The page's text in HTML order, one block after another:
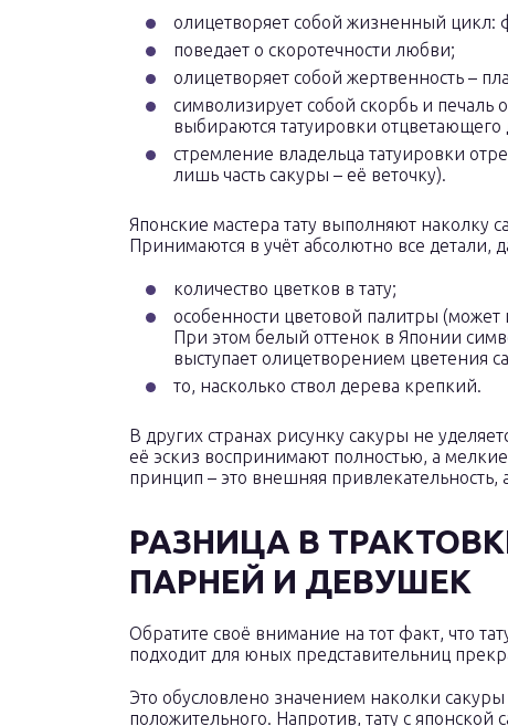
олицетворяет собой жизненный цикл:
поведает о скоротечности любви;
олицетворяет собой жертвенность –
символизирует собой скорбь и печаль
выбираются татуировки отцветающего
стремление владельца татуировки
лишь часть сакуры – её веточку).
Японские мастера тату выполняют наколку
Принимаются в учёт абсолютно все детали,
количество цветков в тату;
особенности цветовой палитры (может
При этом белый оттенок в Японии
выступает олицетворением цветения
то, насколько ствол дерева крепкий.
В других странах рисунку сакуры не
её эскиз воспринимают полностью, а
принцип – это внешняя привлекательность,
РАЗНИЦА В
ПАРНЕЙ И ДЕВУШЕК
Обратите своё внимание на тот факт, что
подходит для юных представительниц
Это обусловлено значением наколки
положительного. Напротив, тату с